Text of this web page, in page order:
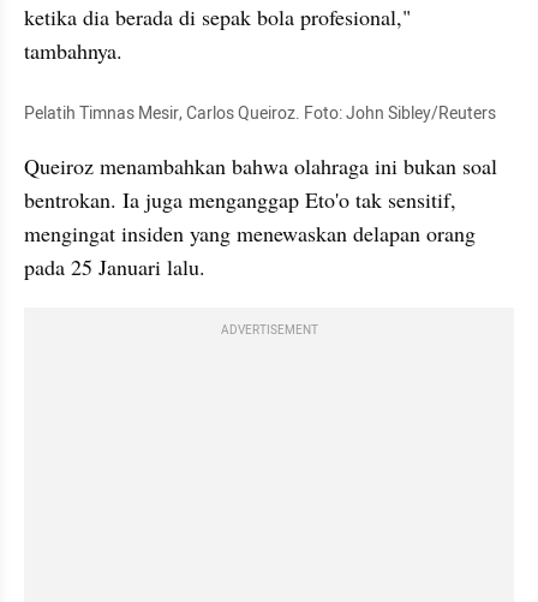
ketika dia berada di sepak bola profesional,"
tambahnya.
Pelatih Timnas Mesir, Carlos Queiroz. Foto: John Sibley/Reuters
Queiroz menambahkan bahwa olahraga ini bukan soal
bentrokan. Ia juga menganggap Eto'o tak sensitif,
mengingat insiden yang menewaskan delapan orang
pada 25 Januari lalu.
ADVERTISEMENT